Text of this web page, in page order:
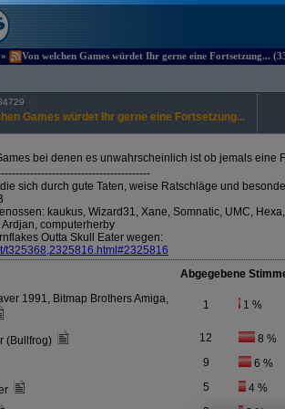
» Von welchen Games würdet Ihr gerne eine Fortsetzung...
Games würdet Ihr gerne eine Fortsetzung...
bei denen es unwahrscheinlich ist ob jemals eine
sich durch gute Taten, weise Ratschläge und
kaukus, Wizard31, Xane, Somnatic, UMC,
computerherby
Outta Skull Eater wegen:
t325368,2325816.html#2325816
Abgegebene
1991, Bitmap Brothers Amiga,
1 1 %
(Bullfrog) 12 8 %
9 6 %
5 4 %